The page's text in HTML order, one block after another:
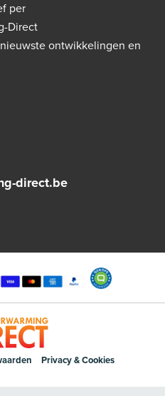
direct.be
per
Direct
ontwikkelingen en
Privacy & Cookies